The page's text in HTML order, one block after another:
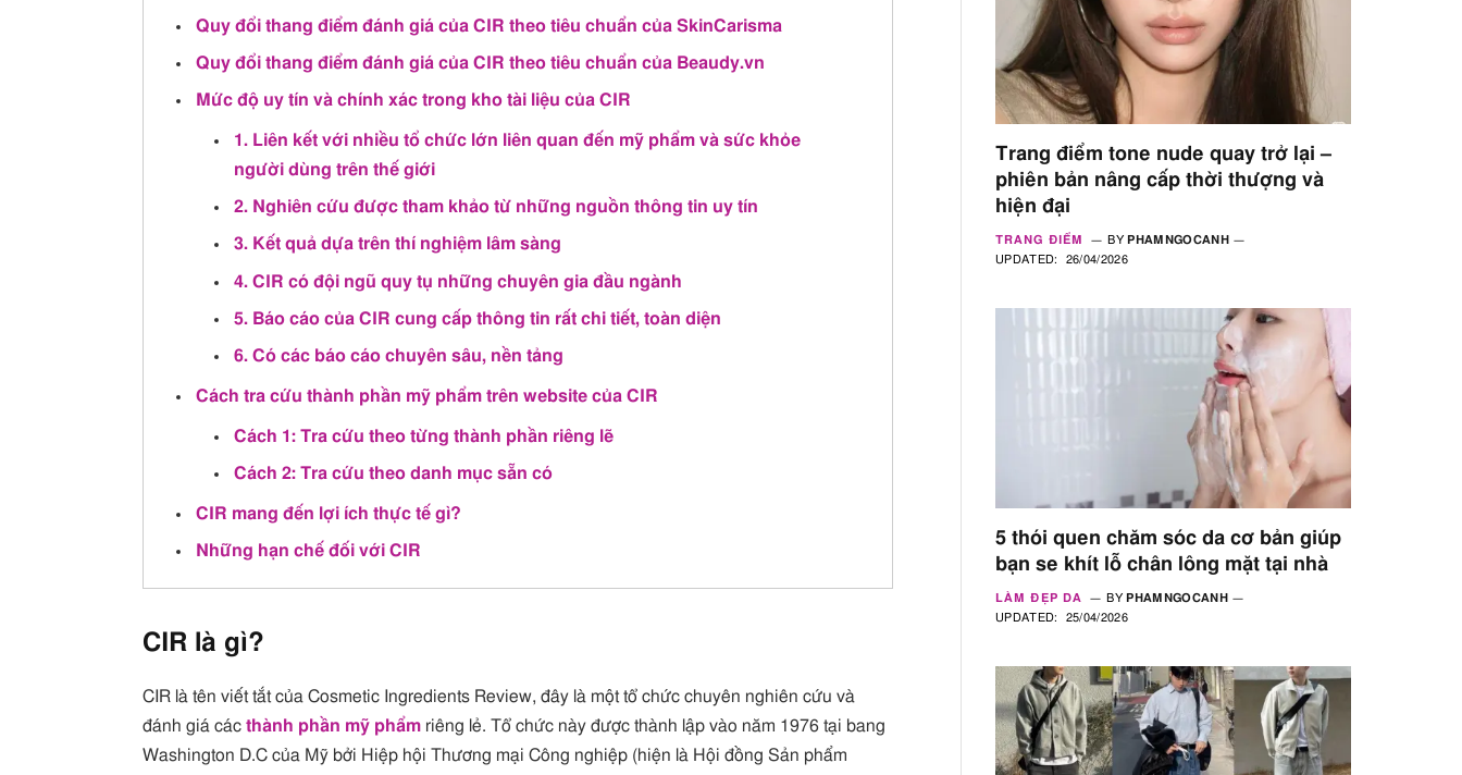
Quy đổi thang điểm đánh giá của CIR theo tiêu chuẩn của SkinCarisma
Quy đổi thang điểm đánh giá của CIR theo tiêu chuẩn của Beaudy.vn
Mức độ uy tín và chính xác trong kho tài liệu của CIR
1. Liên kết với nhiều tổ chức lớn liên quan đến mỹ phẩm và sức khỏe
người dùng trên thế giới
2. Nghiên cứu được tham khảo từ những nguồn thông tin uy tín
3. Kết quả dựa trên thí nghiệm lâm sàng
4. CIR có đội ngũ quy tụ những chuyên gia đầu ngành
5. Báo cáo của CIR cung cấp thông tin rất chi tiết, toàn diện
6. Có các báo cáo chuyên sâu, nền tảng
Cách tra cứu thành phần mỹ phẩm trên website của CIR
Cách 1: Tra cứu theo từng thành phần riêng lẽ
Cách 2: Tra cứu theo danh mục sẵn có
CIR mang đến lợi ích thực tế gì?
Những hạn chế đối với CIR
CIR là gì?
CIR là tên viết tắt của Cosmetic Ingredients Review, đây là một tổ chức chuyên nghiên cứu và
đánh giá cácthành phần mỹ phẩm riêng lẻ. Tổ chức này được thành lập vào năm 1976 tại bang
Washington D.C của Mỹ bởi Hiệp hội Thương mại Công nghiệp (hiện là Hội đồng Sản phẩm
Trang điểm tone nude quay trở lại –
phiên bản nâng cấp thời thượng và
hiện đại
TRANG ĐIỂM BY PHAMNGOCANH
UPDATED:
26/04/2026
5 thói quen chăm sóc da cơ bản giúp
bạn se khít lỗ chân lông mặt tại nhà
LÀM ĐẸP DA BY PHAMNGOCANH
UPDATED:
25/04/2026